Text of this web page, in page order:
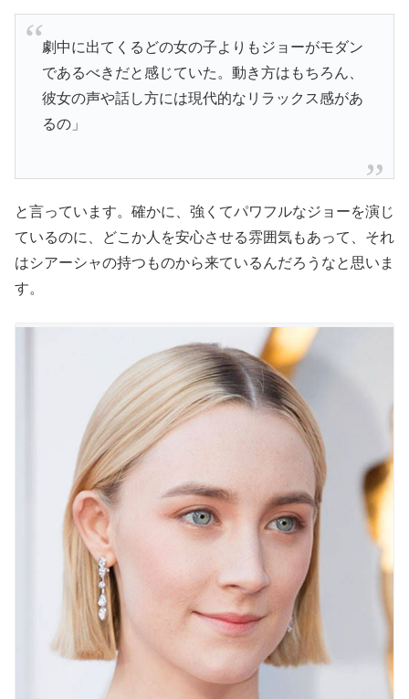
劇中に出てくるどの女の子よりもジョーがモダン
であるべきだと感じていた。動き方はもちろん、
彼女の声や話し方には現代的なリラックス感があ
るの」
と言っています。確かに、強くてパワフルなジョーを演じ
ているのに、どこか人を安心させる雰囲気もあって、それ
はシアーシャの持つものから来ているんだろうなと思いま
す。